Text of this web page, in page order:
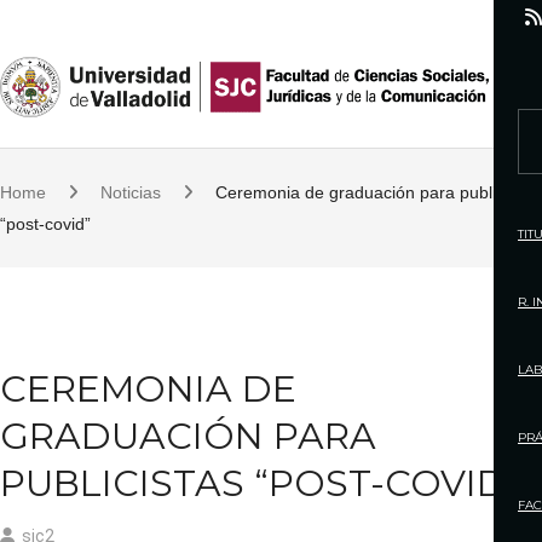
i
t
o
c
n
Home Noticias
Ceremonia de graduación para publicistas
“post-covid”
CEREMONIA DE
GRADUACIÓN PARA
PUBLICISTAS “POST-COVID”
sjc2
r
h
o
:
R.